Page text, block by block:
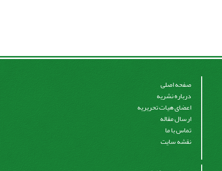
صفحه اصلی
درباره نشریه
اعضای هیات تحریریه
ارسال مقاله
تماس با ما
نقشه سایت